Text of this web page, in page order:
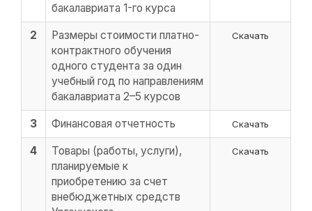
бакалавриата 1-го курса
2
Размеры стоимости платно-
контрактного обучения
одного студента за один
учебный год по направлениям
бакалавриата 2–5 курсов
Скачать
3 Финансовая отчетность Скачать
4
Товары (работы, услуги),
планируемые к
приобретению за счет
внебюджетных средств
Скачать